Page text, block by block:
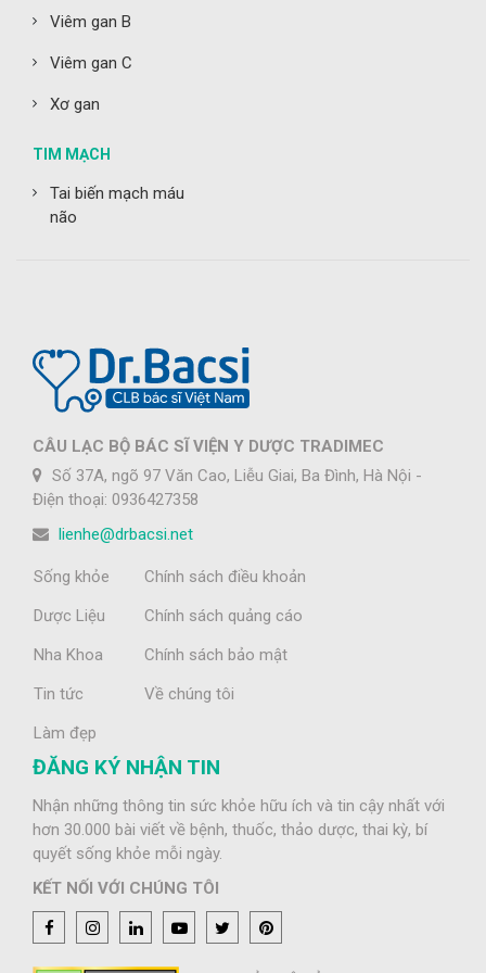
Viêm gan B
Viêm gan C
Xơ gan
TIM MẠCH
Tai biến mạch máu
não
CÂU LẠC BỘ BÁC SĨ VIỆN Y DƯỢC TRADIMEC
Số 37A, ngõ 97 Văn Cao, Liễu Giai, Ba Đình, Hà Nội -
Điện thoại: 0936427358
lienhe@drbacsi.net
Sống khỏe
Dược Liệu
Nha Khoa
Tin tức
Làm đẹp
Chính sách điều khoản
Chính sách quảng cáo
Chính sách bảo mật
Về chúng tôi
ĐĂNG KÝ NHẬN TIN
Nhận những thông tin sức khỏe hữu ích và tin cậy nhất với
hơn 30.000 bài viết về bệnh, thuốc, thảo dược, thai kỳ, bí
quyết sống khỏe mỗi ngày.
KẾT NỐI VỚI CHÚNG TÔI